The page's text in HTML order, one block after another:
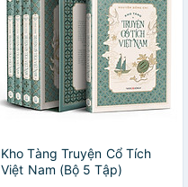
Kho Tàng Truyện Cổ Tích
Việt Nam (Bộ 5 Tập)